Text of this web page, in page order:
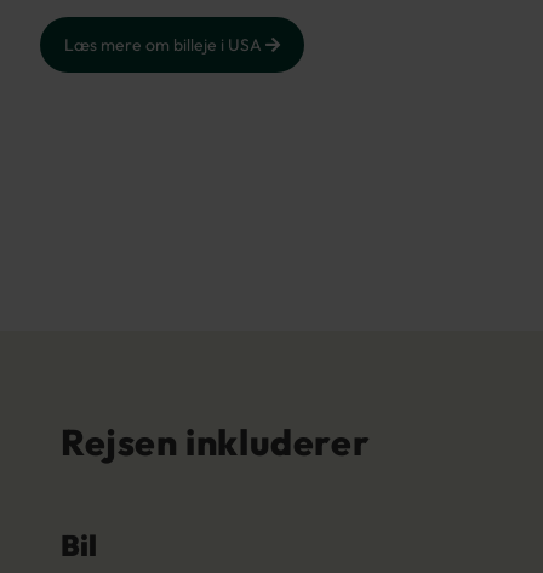
Læs mere om billeje i USA
Rejsen inkluderer
Bil